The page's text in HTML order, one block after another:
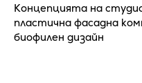
Концепцията на
пластична фасадна
биофилен дизайн